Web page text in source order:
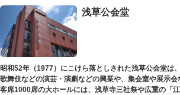
浅草公会堂
昭和52年（1977）にこけら落としされた浅草公会堂は
歌舞伎などの演芸・演劇などの興業や、集会室や展示会
客席1000席の大ホールには、浅草寺三社祭や広重の「